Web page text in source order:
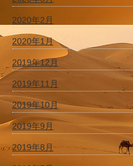
2020年2月
2020年1月
2019年12月
2019年11月
2019年10月
2019年9月
2019年8月